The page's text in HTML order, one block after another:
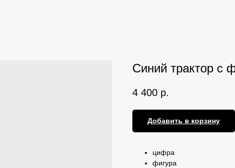
Синий трактор с
4 400 р.
Добавить в корзину
цифра
фигура